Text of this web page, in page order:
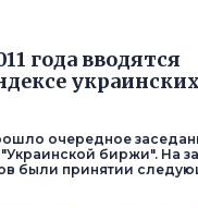
года вводятся
очередное
биржи". На
были принятии